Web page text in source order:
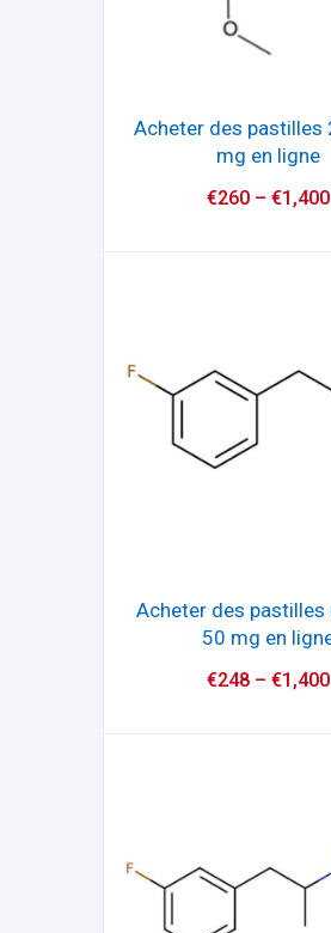
Acheter des pastilles
mg en ligne
€260– €1,400
Acheter des pastilles
50 mg en
€248– €1,400